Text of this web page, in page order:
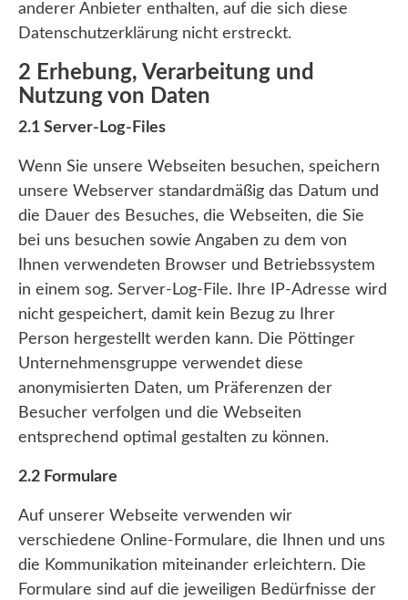
anderer Anbieter enthalten, auf die sich diese
Datenschutzerklärung nicht erstreckt.
2 Erhebung, Verarbeitung und
Nutzung von Daten
2.1 Server-Log-Files
Wenn Sie unsere Webseiten besuchen, speichern
unsere Webserver standardmäßig das Datum und
die Dauer des Besuches, die Webseiten, die Sie
bei uns besuchen sowie Angaben zu dem von
Ihnen verwendeten Browser und Betriebssystem
in einem sog. Server-Log-File. Ihre IP-Adresse wird
nicht gespeichert, damit kein Bezug zu Ihrer
Person hergestellt werden kann. Die Pöttinger
Unternehmensgruppe verwendet diese
anonymisierten Daten, um Präferenzen der
Besucher verfolgen und die Webseiten
entsprechend optimal gestalten zu können.
2.2 Formulare
Auf unserer Webseite verwenden wir
verschiedene Online-Formulare, die Ihnen und uns
die Kommunikation miteinander erleichtern. Die
Formulare sind auf die jeweiligen Bedürfnisse der